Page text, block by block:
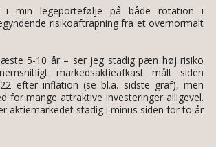
i min legeportefølje på både rotation i
risikoaftrapning fra et overnormalt
5-10 år – ser jeg stadig pæn høj risiko
markedsaktieafkast målt siden
efter inflation (se bl.a. sidste graf), men
for mange attraktive investeringer alligevel.
aktiemarkedet stadig i minus siden for to år